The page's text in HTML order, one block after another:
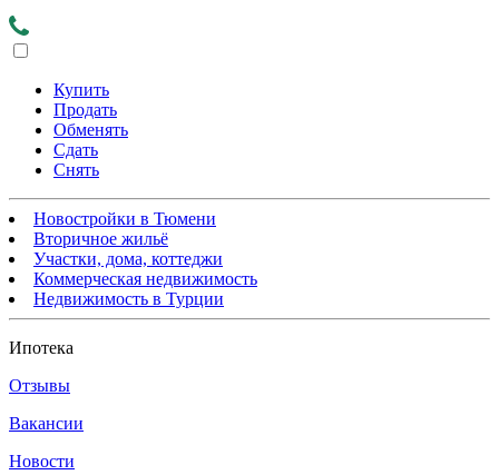
Купить
Продать
Обменять
Сдать
Снять
Новостройки в Тюмени
Вторичное жильё
Участки, дома, коттеджи
Коммерческая недвижимость
Недвижимость в Турции
Ипотека
Отзывы
Вакансии
Новости